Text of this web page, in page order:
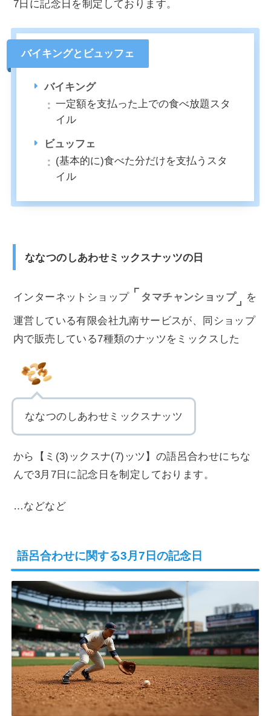
7日に記念日を制定しております。
バイキングとビュッフェ
バイキング
一定額を支払った上での食べ放題スタ
イル
ビュッフェ
(基本的に)食べた分だけを支払うスタ
イル
ななつのしあわせミックスナッツの日
インターネットショップ タマチャンショップ を
運営している有限会社九南サービスが、同ショップ
内で販売している7種類のナッツをミックスした
ななつのしあわせミックスナッツ
から【ミ(3)ックスナ(7)ッツ】の語呂合わせにちな
んで3月7日に記念日を制定しております。
…などなど
語呂合わせに関する3月7日の記念日